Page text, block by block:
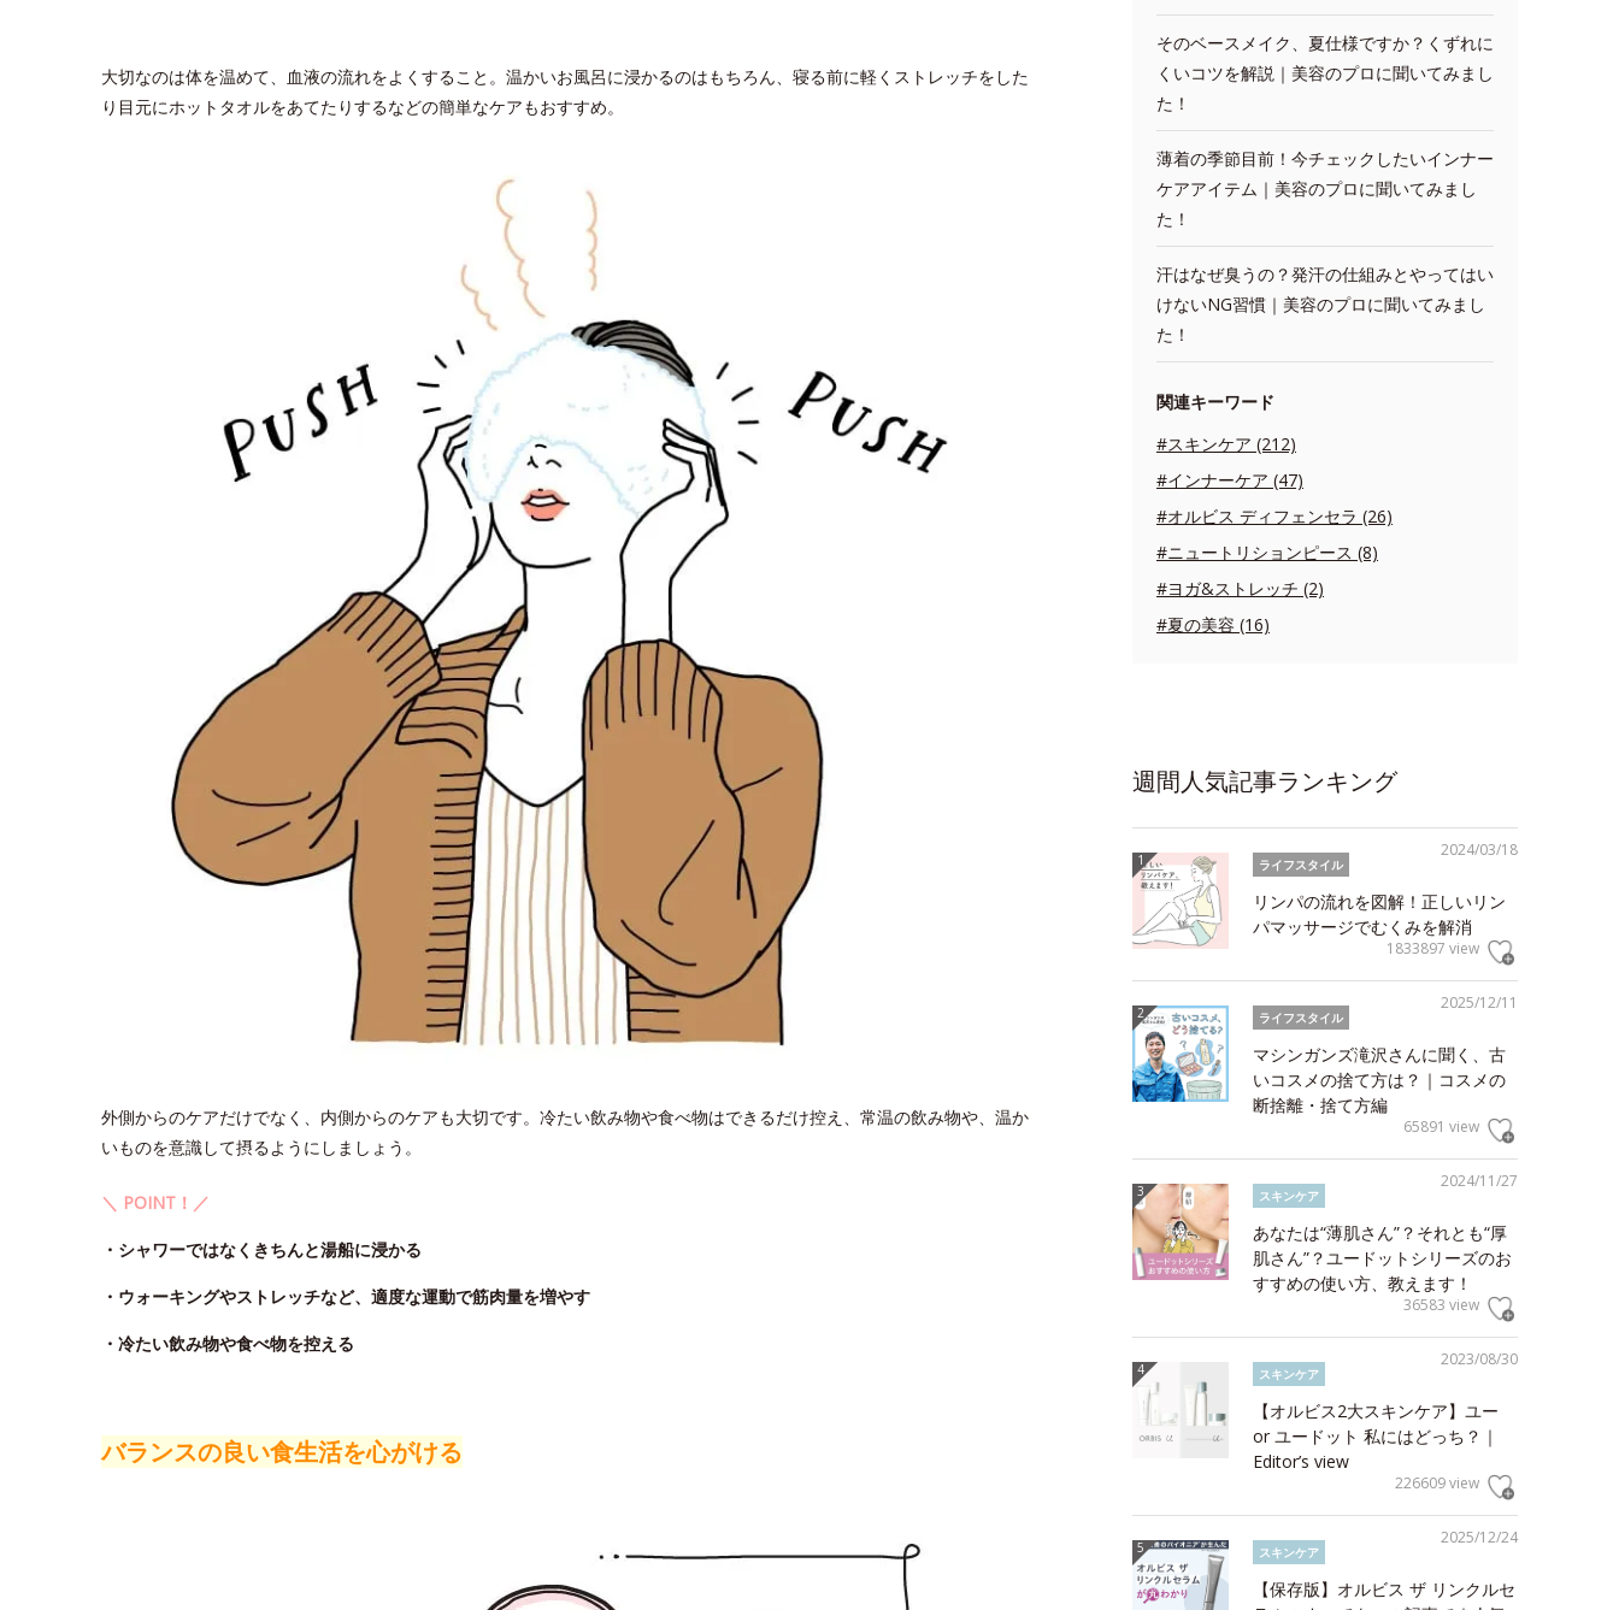
大切なのは体を温めて、血液の流れをよくすること。温かいお風呂に浸かるのはもちろん、寝る前に軽くストレッチをした
り目元にホットタオルをあてたりするなどの簡単なケアもおすすめ。
外側からのケアだけでなく、内側からのケアも大切です。冷たい飲み物や食べ物はできるだけ控え、常温の飲み物や、温か
いものを意識して摂るようにしましょう。
＼ POINT！／
・シャワーではなくきちんと湯船に浸かる
・ウォーキングやストレッチなど、適度な運動で筋肉量を増やす
・冷たい飲み物や食べ物を控える
バランスの良い食生活を心がける
そのベースメイク、夏仕様ですか？くずれに
くいコツを解説｜美容のプロに聞いてみまし
た！
薄着の季節目前！今チェックしたいインナー
ケアアイテム｜美容のプロに聞いてみまし
た！
汗はなぜ臭うの？発汗の仕組みとやってはい
けないNG習慣｜美容のプロに聞いてみまし
た！
関連キーワード
#スキンケア (212)
#インナーケア (47)
#オルビス ディフェンセラ (26)
#ニュートリションピース (8)
#ヨガ&ストレッチ (2)
#夏の美容 (16)
週間人気記事ランキング
2024/03/18
ライフスタイル
リンパの流れを図解！正しいリン
パマッサージでむくみを解消
1833897 view
2025/12/11
ライフスタイル
マシンガンズ滝沢さんに聞く、古
いコスメの捨て方は？｜コスメの
断捨離・捨て方編
65891 view
2024/11/27
スキンケア
あなたは“薄肌さん”？それとも“厚
肌さん”？ユードットシリーズのお
すすめの使い方、教えます！
36583 view
2023/08/30
スキンケア
【オルビス2大スキンケア】ユー
or ユードット 私にはどっち？｜
Editor’s view
226609 view
2025/12/24
スキンケア
【保存版】オルビス ザ リンクルセ